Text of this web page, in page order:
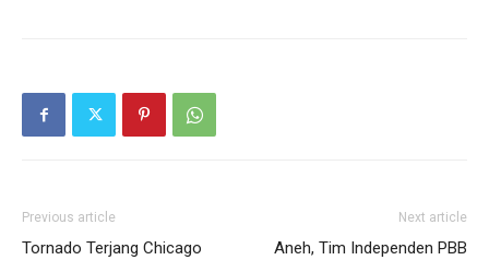
Previous article
Tornado Terjang Chicago
Next article
Aneh, Tim Independen PBB